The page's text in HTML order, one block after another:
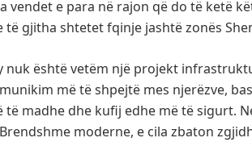
vendet e para në rajon që do të ketë
të gjitha shtetet fqinje jashtë zonës
nuk është vetëm një projekt
më të shpejtë mes njerëzve,
të madhe dhe kufij edhe më të sigurt.
moderne, e cila zbaton